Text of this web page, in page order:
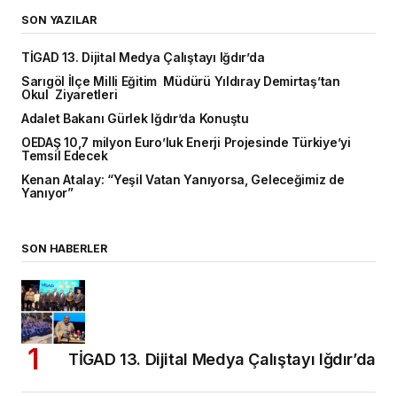
SON YAZILAR
TİGAD 13. Dijital Medya Çalıştayı Iğdır’da
Sarıgöl İlçe Milli Eğitim Müdürü Yıldıray Demirtaş’tan
Okul Ziyaretleri
Adalet Bakanı Gürlek Iğdır’da Konuştu
OEDAŞ 10,7 milyon Euro’luk Enerji Projesinde Türkiye’yi
Temsil Edecek
Kenan Atalay: “Yeşil Vatan Yanıyorsa, Geleceğimiz de
Yanıyor”
SON HABERLER
TİGAD 13. Dijital Medya Çalıştayı Iğdır’da